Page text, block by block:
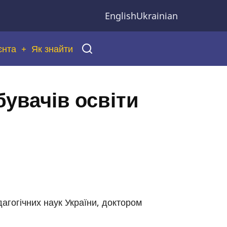
EnglishUkrainian
Як знайти
освіти
наук України, доктором